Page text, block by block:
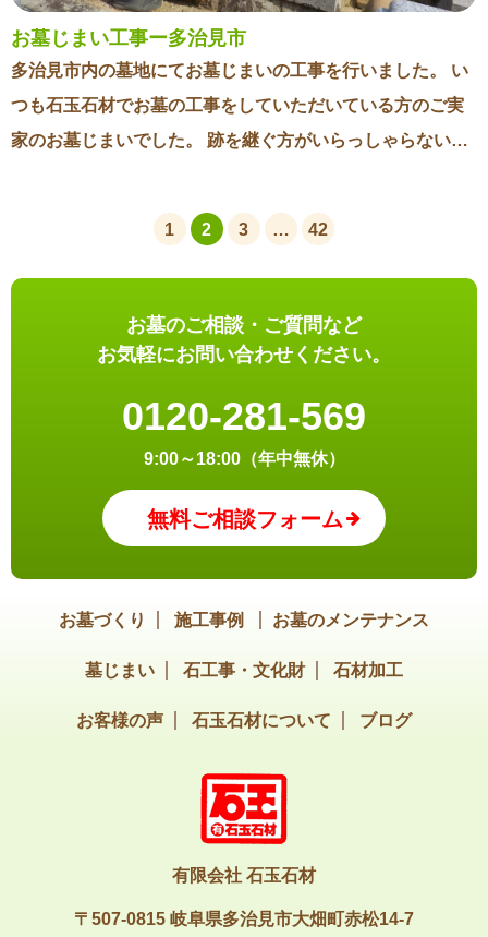
お墓じまい工事ー多治見市
多治見市内の墓地にてお墓じまいの工事を行いました。 い
つも石玉石材でお墓の工事をしていただいている方のご実
家のお墓じまいでした。 跡を継ぐ方がいらっしゃらないと
が狭く重機が近くまで入ることができないため、クレーン
が届く位置まで人力で運び出しました。 石碑のサイズも大
きく大変でしたが、無事に工事を終えることができまし
た。 お客様にもきれいになって良かったとご安心していた
だきました。
1 2 3 … 42
お墓のご相談・ご質問など
お気軽にお問い合わせください。
0120-281-569
9:00～18:00（年中無休）
無料ご相談フォーム
お墓づくり 施工事例 お墓のメンテナンス
墓じまい 石工事・文化財 石材加工
お客様の声 石玉石材について ブログ
有限会社 石玉石材
〒507-0815 岐阜県多治見市大畑町赤松14-7